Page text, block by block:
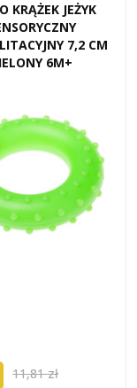
KRĄŻEK JEŻYK
7,2 CM
6M+
11,81 zł